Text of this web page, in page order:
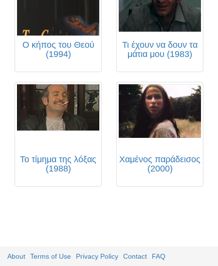
Ο κήπος του Θεού
(1994)
Τι έχουν να δουν τα
μάτια μου (1983)
Το τίμημα της λόξας
(1988)
Χαμένος παράδεισος
(2000)
About Terms of Use Privacy Policy Contact FAQ